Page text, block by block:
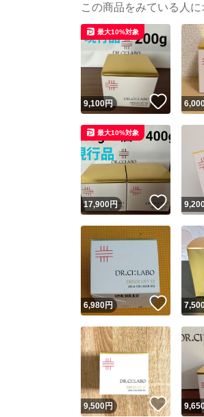
この商品をみている人に
9,100円 いいね
最大10%対象
17,900円 いいね
最大10%対象
6,980円 いいね
9,500円 いいね